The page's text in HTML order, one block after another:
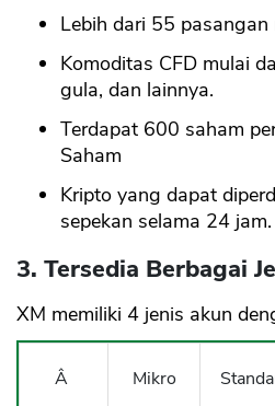
Lebih dari 55
Komoditas CFD mulai
gula, dan lainnya.
Terdapat 600 saham
Saham
Kripto yang dapat
sepekan selama 24 jam.
3. Tersedia Berbagai
XM memiliki 4 jenis akun
Â Mikro